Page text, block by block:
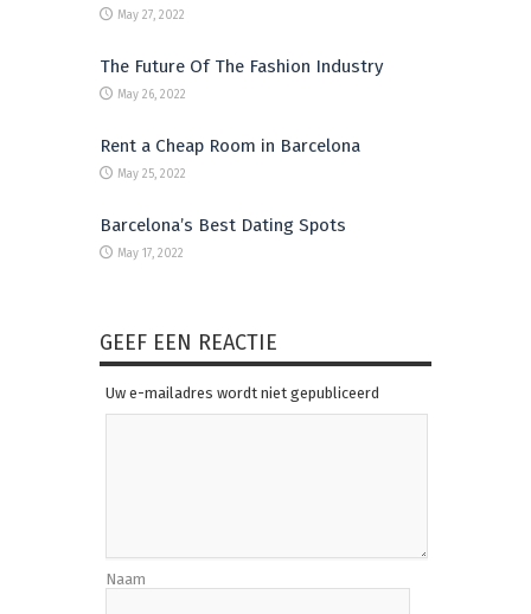
May 27, 2022
The Future Of The Fashion Industry
May 26, 2022
Rent a Cheap Room in Barcelona
May 25, 2022
Barcelona’s Best Dating Spots
May 17, 2022
GEEF EEN REACTIE
Uw e-mailadres wordt niet gepubliceerd
Naam